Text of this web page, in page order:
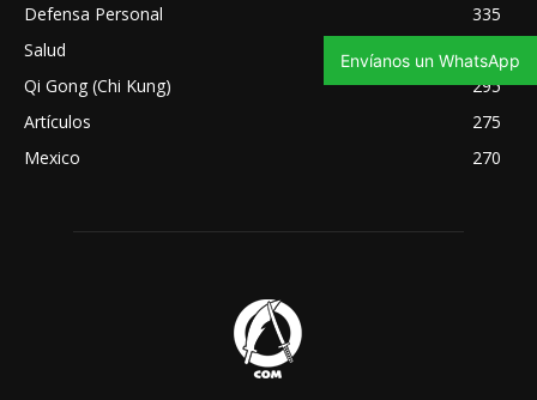
Defensa Personal
335
Salud
321
Qi Gong (Chi Kung)
295
Artículos
275
Mexico
270
Envíanos un WhatsApp